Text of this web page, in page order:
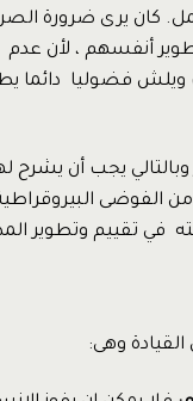
كان يرى ضرورة
أنفسهم ، لأن عدم
فضوليا دائما
يجب أن يشرح
الفوضى
في تقييم وتطوير